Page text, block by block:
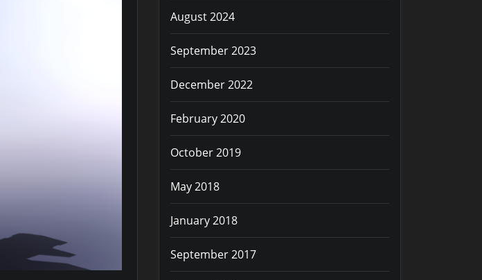
August 2024
September 2023
December 2022
February 2020
October 2019
May 2018
January 2018
September 2017